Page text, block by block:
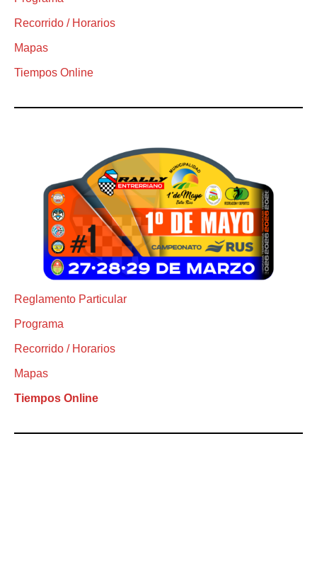
Recorrido / Horarios
Mapas
Tiempos Online
Reglamento Particular
Programa
Recorrido / Horarios
Mapas
Tiempos Online